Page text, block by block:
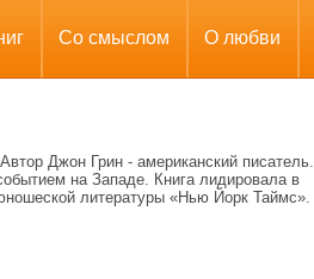
Со смыслом О любви
Джон Грин - американский писатель.
на Западе. Книга лидировала в
литературы «Нью Йорк Таймс».